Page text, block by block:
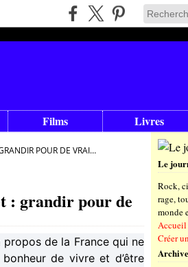
Films Livres
POUR DE VRAI…
: grandir pour de
de la France qui ne
de vivre et d’être
Le
Rock,
rage,
monde
Créer